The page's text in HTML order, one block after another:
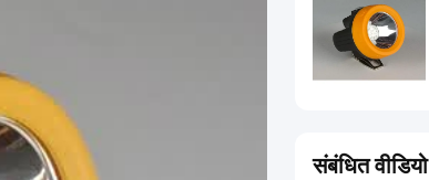
संबंधित वीडियो